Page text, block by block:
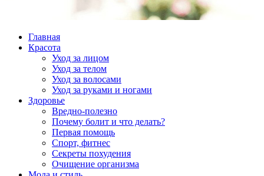
Главная
Красота
Уход за лицом
Уход за телом
Уход за волосами
Уход за руками и ногами
Здоровье
Вредно-полезно
Почему болит и что делать?
Первая помощь
Спорт, фитнес
Секреты похудения
Очищение организма